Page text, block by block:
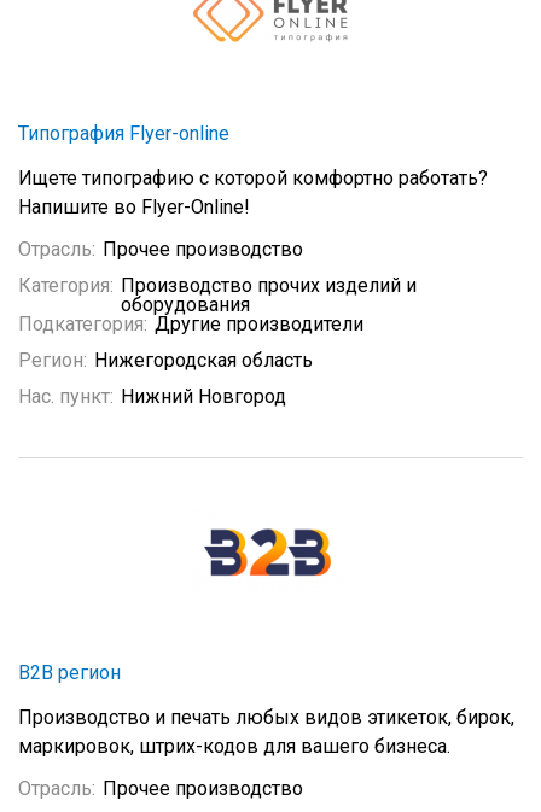
Типография Flyer-оnline
Ищете типографию с которой комфортно работать?
Напишите во Flyer-Online!
Отрасль: Прочее производство
Категория: Производство прочих изделий и
оборудования
Подкатегория: Другие производители
Регион: Нижегородская область
Нас. пункт: Нижний Новгород
B2B регион
Производство и печать любых видов этикеток, бирок,
маркировок, штрих-кодов для вашего бизнеса.
Отрасль: Прочее производство